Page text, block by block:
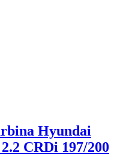
Hyundai
CRDi 197/200